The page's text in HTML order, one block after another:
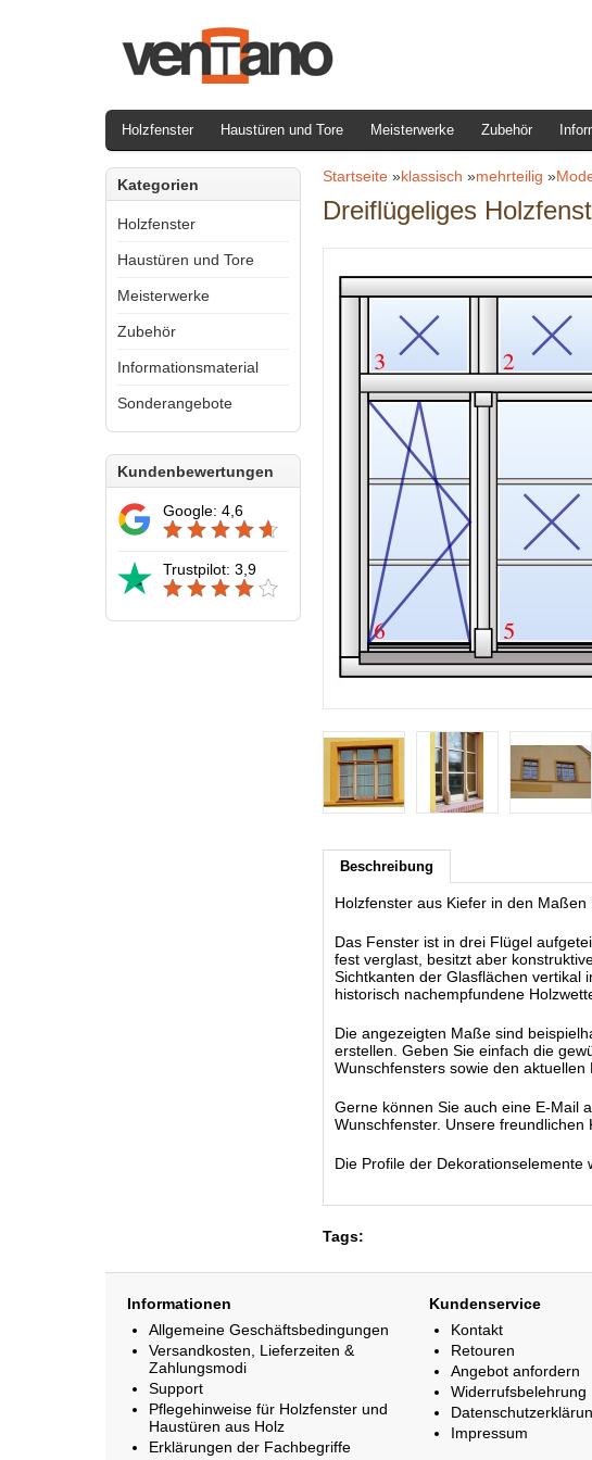
Holzfenster Haustüren und Tore Meisterwerke Zubehör
Kategorien
Holzfenster
Haustüren und Tore
Meisterwerke
Zubehör
Informationsmaterial
Sonderangebote
Kundenbewertungen
Google: 4,6
Trustpilot: 3,9
Startseite »klassisch »mehrteilig »
Dreiflügeliges
Beschreibung
Holzfenster aus Kiefer in den Maßen
Das Fenster ist in drei Flügel
fest verglast, besitzt aber
Sichtkanten der Glasflächen vertikal
historisch nachempfundene
Die angezeigten Maße sind
erstellen. Geben Sie einfach die
Wunschfensters sowie den aktuellen
Gerne können Sie auch eine E-Mail
Wunschfenster. Unsere freundlichen
Die Profile der Dekorationselemente
Tags:
Informationen
Allgemeine Geschäftsbedingungen
Versandkosten, Lieferzeiten &
Zahlungsmodi
Support
Pflegehinweise für Holzfenster und
Haustüren aus Holz
Erklärungen der Fachbegriffe
Kundenservice
Kontakt
Retouren
Angebot anfordern
Widerrufsbelehrung
Impressum